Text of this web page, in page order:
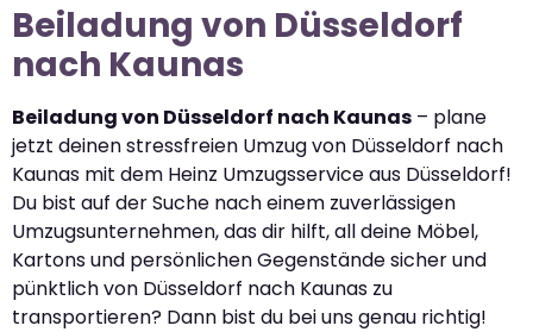
Beiladung von Düsseldorf
nach Kaunas
Beiladung von Düsseldorf nach Kaunas – plane
jetzt deinen stressfreien Umzug von Düsseldorf nach
Kaunas mit dem Heinz Umzugsservice aus Düsseldorf!
Du bist auf der Suche nach einem zuverlässigen
Umzugsunternehmen, das dir hilft, all deine Möbel,
Kartons und persönlichen Gegenstände sicher und
pünktlich von Düsseldorf nach Kaunas zu
transportieren? Dann bist du bei uns genau richtig!